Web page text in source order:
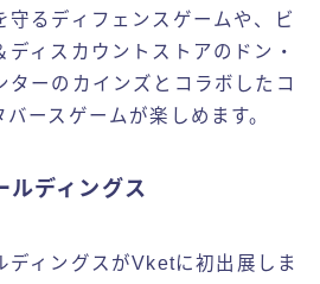
守るディフェンスゲームや、ビ
ディスカウントストアのドン・
ターのカインズとコラボしたコ
ースゲームが楽しめます。
ルディングス
ディングスがVketに初出展しま